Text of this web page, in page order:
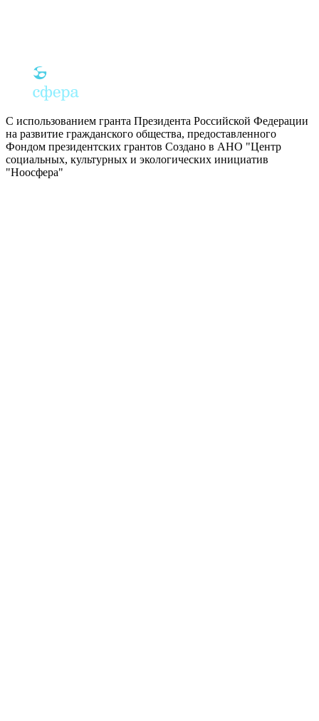
С использованием гранта Президента Российской Федерации
на развитие гражданского общества, предоставленного
Фондом президентских грантов Создано в АНО "Центр
социальных, культурных и экологических инициатив
"Ноосфера"